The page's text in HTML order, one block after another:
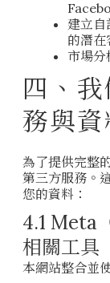
建立
的潛在
市場分
四、
務與
為了提供完整
第三方服務。
您的資料：
4.1 Meta
相關工具
本網站整合並